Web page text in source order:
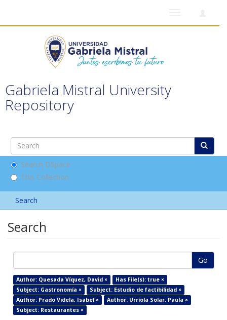
Gabriela Mistral University
Repository
Search DSpace
This Collection
Search
Search
Go
Author: Quesada Víquez, David ×
Has File(s): true ×
Subject: Gastronomía ×
Subject: Estudio de factibilidad ×
Author: Prado Videla, Isabel ×
Author: Urriola Solar, Paula ×
Subject: Restaurantes ×